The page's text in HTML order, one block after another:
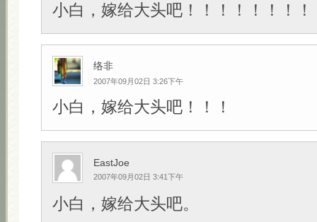
小白，嫁给大头吧！！！！！！！！
络非
2007年09月02日 3:26下午
小白，嫁给大头吧！！！
EastJoe
2007年09月02日 3:41下午
小白，嫁给大头吧。